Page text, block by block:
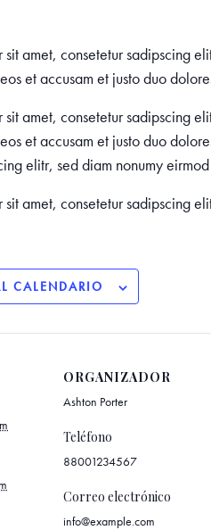
sit amet, consetetur sadipscing
et accusam et justo duo
sit amet, consetetur sadipscing
et accusam et justo duo
elitr, sed diam nonumy
sit amet, consetetur sadipscing
CALENDARIO
ORGANIZADOR
Ashton Porter
Teléfono
88001234567
Correo electrónico
info@example.com